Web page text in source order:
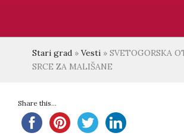
Stari grad » Vesti » SVETOGORSKA
SRCE ZA MALIŠANE
Share this...